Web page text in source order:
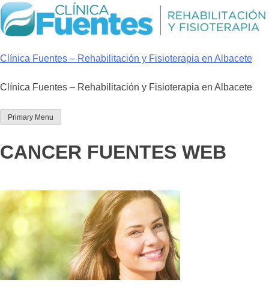
Skip
to
content
Clínica Fuentes – Rehabilitación y Fisioterapia en Albacete
Clínica Fuentes – Rehabilitación y Fisioterapia en Albacete
Primary Menu
CANCER FUENTES WEB